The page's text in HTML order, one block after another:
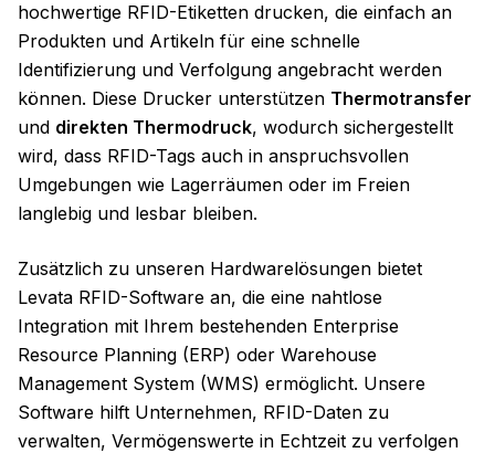
hochwertige RFID-Etiketten drucken, die einfach an
Produkten und Artikeln für eine schnelle
Identifizierung und Verfolgung angebracht werden
können. Diese Drucker unterstützen Thermotransfer
und direkten Thermodruck, wodurch sichergestellt
wird, dass RFID-Tags auch in anspruchsvollen
Umgebungen wie Lagerräumen oder im Freien
langlebig und lesbar bleiben.
Zusätzlich zu unseren Hardwarelösungen bietet
Levata RFID-Software an, die eine nahtlose
Integration mit Ihrem bestehenden Enterprise
Resource Planning (ERP) oder Warehouse
Management System (WMS) ermöglicht. Unsere
Software hilft Unternehmen, RFID-Daten zu
verwalten, Vermögenswerte in Echtzeit zu verfolgen